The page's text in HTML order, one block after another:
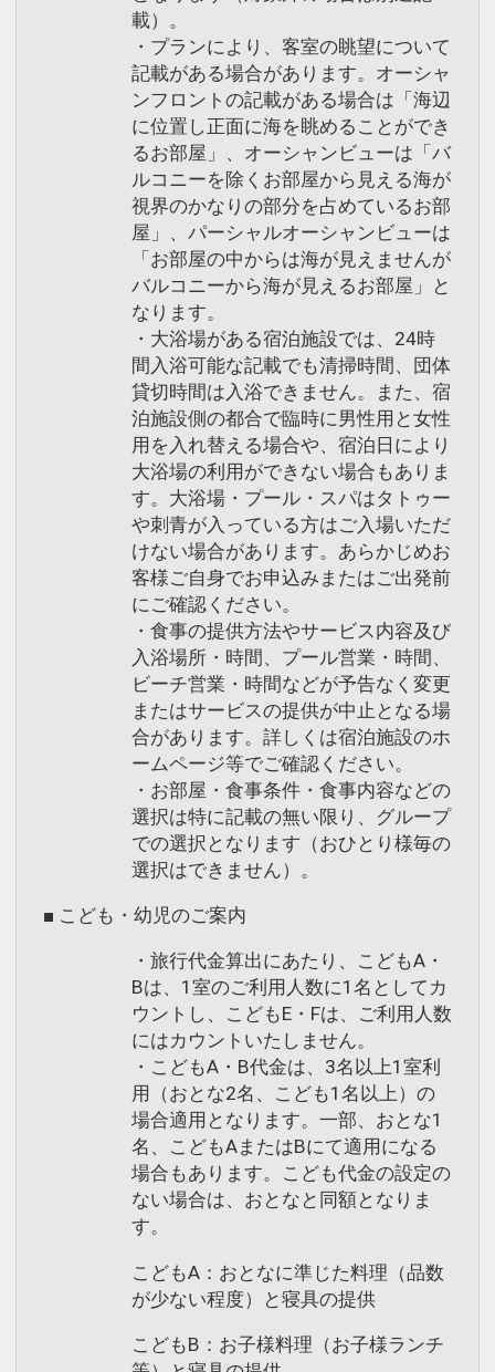
載）。
・プランにより、客室の眺望について
記載がある場合があります。オーシャ
ンフロントの記載がある場合は「海辺
に位置し正面に海を眺めることができ
るお部屋」、オーシャンビューは「バ
ルコニーを除くお部屋から見える海が
視界のかなりの部分を占めているお部
屋」、パーシャルオーシャンビューは
「お部屋の中からは海が見えませんが
バルコニーから海が見えるお部屋」と
なります。
・大浴場がある宿泊施設では、24時
間入浴可能な記載でも清掃時間、団体
貸切時間は入浴できません。また、宿
泊施設側の都合で臨時に男性用と女性
用を入れ替える場合や、宿泊日により
大浴場の利用ができない場合もありま
す。大浴場・プール・スパはタトゥー
や刺青が入っている方はご入場いただ
けない場合があります。あらかじめお
客様ご自身でお申込みまたはご出発前
にご確認ください。
・食事の提供方法やサービス内容及び
入浴場所・時間、プール営業・時間、
ビーチ営業・時間などが予告なく変更
またはサービスの提供が中止となる場
合があります。詳しくは宿泊施設のホ
ームページ等でご確認ください。
・お部屋・食事条件・食事内容などの
選択は特に記載の無い限り、グループ
での選択となります（おひとり様毎の
選択はできません）。
■ こども・幼児のご案内
・旅行代金算出にあたり、こどもA・
Bは、1室のご利用人数に1名としてカ
ウントし、こどもE・Fは、ご利用人数
にはカウントいたしません。
・こどもA・B代金は、3名以上1室利
用（おとな2名、こども1名以上）の
場合適用となります。一部、おとな1
名、こどもAまたはBにて適用になる
場合もあります。こども代金の設定の
ない場合は、おとなと同額となりま
す。
こどもA：おとなに準じた料理（品数
が少ない程度）と寝具の提供
こどもB：お子様料理（お子様ランチ